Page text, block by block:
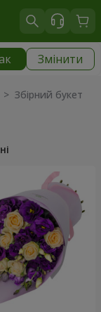
Змінити
Збірний букет